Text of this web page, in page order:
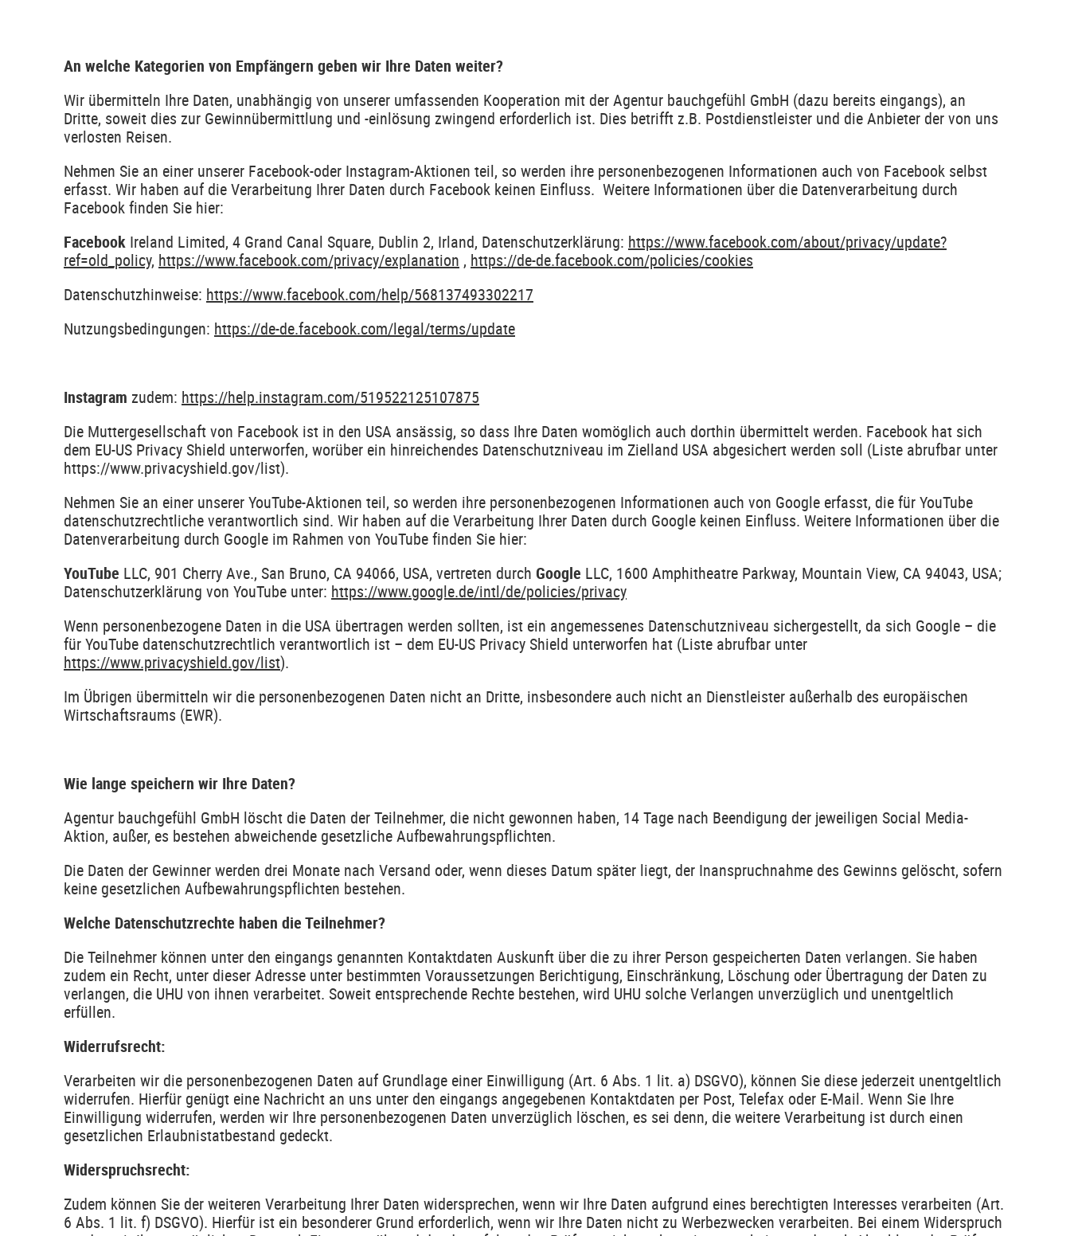
An welche Kategorien von Empfängern geben wir Ihre Daten weiter?
Wir übermitteln Ihre Daten, unabhängig von unserer umfassenden Kooperation mit der Agentur bauchgefühl GmbH (dazu bereits eingangs), an
Dritte, soweit dies zur Gewinnübermittlung und -einlösung zwingend erforderlich ist. Dies betrifft z.B. Postdienstleister und die Anbieter der von uns
verlosten Reisen.
Nehmen Sie an einer unserer Facebook-oder Instagram-Aktionen teil, so werden ihre personenbezogenen Informationen auch von Facebook selbst
erfasst. Wir haben auf die Verarbeitung Ihrer Daten durch Facebook keinen Einfluss. Weitere Informationen über die Datenverarbeitung durch
Facebook finden Sie hier:
Facebook Ireland Limited, 4 Grand Canal Square, Dublin 2, Irland, Datenschutzerklärung: https://www.facebook.com/about/privacy/update?
ref=old_policy, https://www.facebook.com/privacy/explanation , https://de-de.facebook.com/policies/cookies
Datenschutzhinweise: https://www.facebook.com/help/568137493302217
Nutzungsbedingungen: https://de-de.facebook.com/legal/terms/update
Instagram zudem: https://help.instagram.com/519522125107875
Die Muttergesellschaft von Facebook ist in den USA ansässig, so dass Ihre Daten womöglich auch dorthin übermittelt werden. Facebook hat sich
dem EU-US Privacy Shield unterworfen, worüber ein hinreichendes Datenschutzniveau im Zielland USA abgesichert werden soll (Liste abrufbar unter
https://www.privacyshield.gov/list).
Nehmen Sie an einer unserer YouTube-Aktionen teil, so werden ihre personenbezogenen Informationen auch von Google erfasst, die für YouTube
datenschutzrechtliche verantwortlich sind. Wir haben auf die Verarbeitung Ihrer Daten durch Google keinen Einfluss. Weitere Informationen über die
Datenverarbeitung durch Google im Rahmen von YouTube finden Sie hier:
YouTube LLC, 901 Cherry Ave., San Bruno, CA 94066, USA, vertreten durch Google LLC, 1600 Amphitheatre Parkway, Mountain View, CA 94043, USA;
Datenschutzerklärung von YouTube unter: https://www.google.de/intl/de/policies/privacy
Wenn personenbezogene Daten in die USA übertragen werden sollten, ist ein angemessenes Datenschutzniveau sichergestellt, da sich Google – die
für YouTube datenschutzrechtlich verantwortlich ist – dem EU-US Privacy Shield unterworfen hat (Liste abrufbar unter
https://www.privacyshield.gov/list).
Im Übrigen übermitteln wir die personenbezogenen Daten nicht an Dritte, insbesondere auch nicht an Dienstleister außerhalb des europäischen
Wirtschaftsraums (EWR).
Wie lange speichern wir Ihre Daten?
Agentur bauchgefühl GmbH löscht die Daten der Teilnehmer, die nicht gewonnen haben, 14 Tage nach Beendigung der jeweiligen Social Media-
Aktion, außer, es bestehen abweichende gesetzliche Aufbewahrungspflichten.
Die Daten der Gewinner werden drei Monate nach Versand oder, wenn dieses Datum später liegt, der Inanspruchnahme des Gewinns gelöscht, sofern
keine gesetzlichen Aufbewahrungspflichten bestehen.
Welche Datenschutzrechte haben die Teilnehmer?
Die Teilnehmer können unter den eingangs genannten Kontaktdaten Auskunft über die zu ihrer Person gespeicherten Daten verlangen. Sie haben
zudem ein Recht, unter dieser Adresse unter bestimmten Voraussetzungen Berichtigung, Einschränkung, Löschung oder Übertragung der Daten zu
verlangen, die UHU von ihnen verarbeitet. Soweit entsprechende Rechte bestehen, wird UHU solche Verlangen unverzüglich und unentgeltlich
erfüllen.
Widerrufsrecht:
Verarbeiten wir die personenbezogenen Daten auf Grundlage einer Einwilligung (Art. 6 Abs. 1 lit. a) DSGVO), können Sie diese jederzeit unentgeltlich
widerrufen. Hierfür genügt eine Nachricht an uns unter den eingangs angegebenen Kontaktdaten per Post, Telefax oder E-Mail. Wenn Sie Ihre
Einwilligung widerrufen, werden wir Ihre personenbezogenen Daten unverzüglich löschen, es sei denn, die weitere Verarbeitung ist durch einen
gesetzlichen Erlaubnistatbestand gedeckt.
Widerspruchsrecht:
Zudem können Sie der weiteren Verarbeitung Ihrer Daten widersprechen, wenn wir Ihre Daten aufgrund eines berechtigten Interesses verarbeiten (Art.
6 Abs. 1 lit. f) DSGVO). Hierfür ist ein besonderer Grund erforderlich, wenn wir Ihre Daten nicht zu Werbezwecken verarbeiten. Bei einem Widerspruch